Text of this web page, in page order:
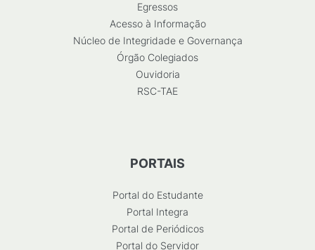
Egressos
Acesso à Informação
Núcleo de Integridade e Governança
Órgão Colegiados
Ouvidoria
RSC-TAE
PORTAIS
Portal do Estudante
Portal Integra
Portal de Periódicos
Portal do Servidor